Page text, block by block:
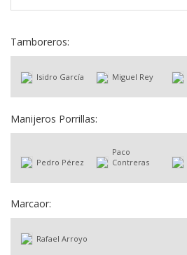
Tamboreros:
Isidro García Miguel Rey
Manijeros Porrillas:
Pedro Pérez
Paco
Contreras
Marcaor:
Rafael Arroyo